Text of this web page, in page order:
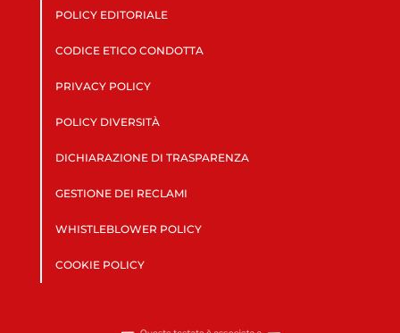
POLICY EDITORIALE
CODICE ETICO CONDOTTA
PRIVACY POLICY
POLICY DIVERSITÀ
DICHIARAZIONE DI TRASPARENZA
GESTIONE DEI RECLAMI
WHISTLEBLOWER POLICY
COOKIE POLICY